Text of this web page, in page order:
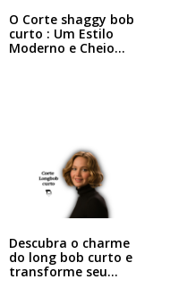
O Corte shaggy bob
curto : Um Estilo
Moderno e Cheio…
Descubra o charme
do long bob curto e
transforme seu…